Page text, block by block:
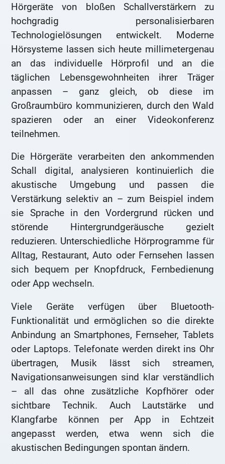
Hörgeräte von bloßen Schallverstärkern zu
hochgradig personalisierbaren
Technologielösungen entwickelt. Moderne
Hörsysteme lassen sich heute millimetergenau
an das individuelle Hörprofil und an die
täglichen Lebensgewohnheiten ihrer Träger
anpassen – ganz gleich, ob diese im
Großraumbüro kommunizieren, durch den Wald
spazieren oder an einer Videokonferenz
teilnehmen.
Die Hörgeräte verarbeiten den ankommenden
Schall digital, analysieren kontinuierlich die
akustische Umgebung und passen die
Verstärkung selektiv an – zum Beispiel indem
sie Sprache in den Vordergrund rücken und
störende Hintergrundgeräusche gezielt
reduzieren. Unterschiedliche Hörprogramme für
Alltag, Restaurant, Auto oder Fernsehen lassen
sich bequem per Knopfdruck, Fernbedienung
oder App wechseln.
Viele Geräte verfügen über Bluetooth-
Funktionalität und ermöglichen so die direkte
Anbindung an Smartphones, Fernseher, Tablets
oder Laptops. Telefonate werden direkt ins Ohr
übertragen, Musik lässt sich streamen,
Navigationsanweisungen sind klar verständlich
– all das ohne zusätzliche Kopfhörer oder
sichtbare Technik. Auch Lautstärke und
Klangfarbe können per App in Echtzeit
angepasst werden, etwa wenn sich die
akustischen Bedingungen spontan ändern.